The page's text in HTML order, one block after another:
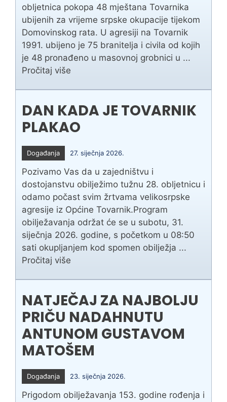
obljetnica pokopa 48 mještana Tovarnika
ubijenih za vrijeme srpske okupacije tijekom
Domovinskog rata. U agresiji na Tovarnik
1991. ubijeno je 75 branitelja i civila od kojih
je 48 pronađeno u masovnoj grobnici u ...
Pročitaj više
DAN KADA JE TOVARNIK
PLAKAO
Događanja 27. siječnja 2026.
Pozivamo Vas da u zajedništvu i
dostojanstvu obilježimo tužnu 28. obljetnicu i
odamo počast svim žrtvama velikosrpske
agresije iz Općine Tovarnik.Program
obilježavanja održat će se u subotu, 31.
siječnja 2026. godine, s početkom u 08:50
sati okupljanjem kod spomen obilježja ...
Pročitaj više
NATJEČAJ ZA NAJBOLJU
PRIČU NADAHNUTU
ANTUNOM GUSTAVOM
MATOŠEM
Događanja 23. siječnja 2026.
Prigodom obilježavanja 153. godine rođenja i